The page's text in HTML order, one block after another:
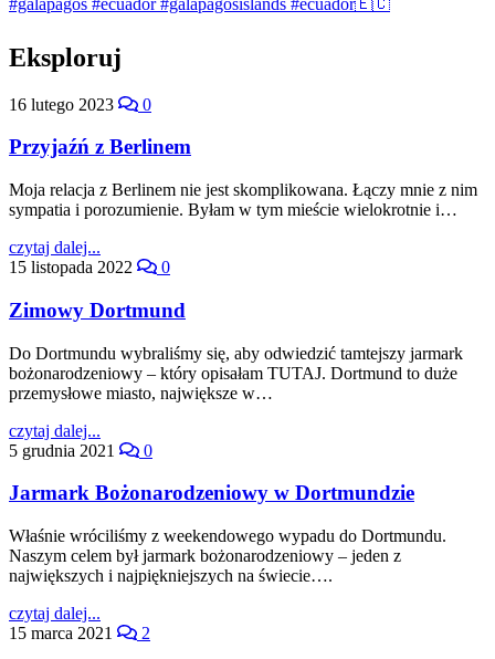
Eksploruj
16 lutego 2023 0
Przyjaźń z Berlinem
Moja relacja z Berlinem nie jest skomplikowana. Łączy mnie z nim
sympatia i porozumienie. Byłam w tym mieście wielokrotnie i…
czytaj dalej...
15 listopada 2022
0
Zimowy Dortmund
Do Dortmundu wybraliśmy się, aby odwiedzić tamtejszy jarmark
bożonarodzeniowy – który opisałam TUTAJ. Dortmund to duże
przemysłowe miasto, największe w…
czytaj dalej...
5 grudnia 2021
0
Jarmark Bożonarodzeniowy w Dortmundzie
Właśnie wróciliśmy z weekendowego wypadu do Dortmundu.
Naszym celem był jarmark bożonarodzeniowy – jeden z
największych i najpiękniejszych na świecie….
czytaj dalej...
15 marca 2021
2